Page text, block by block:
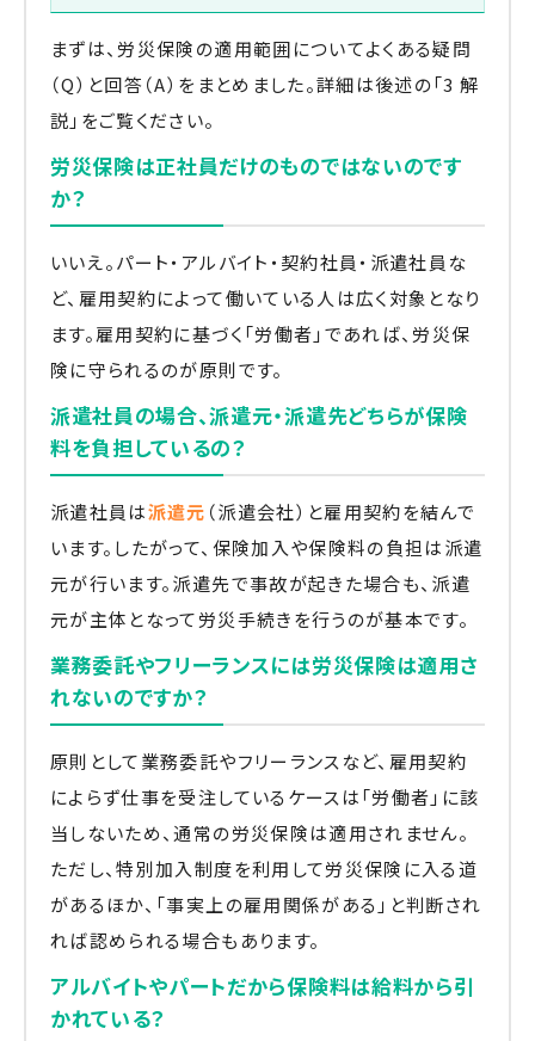
まずは、労災保険の適用範囲についてよくある疑問
（Q）と回答（A）をまとめました。詳細は後述の「3 解
説」をご覧ください。
労災保険は正社員だけのものではないのです
か？
いいえ。パート・アルバイト・契約社員・派遣社員な
ど、雇用契約によって働いている人は広く対象となり
ます。雇用契約に基づく「労働者」であれば、労災保
険に守られるのが原則です。
派遣社員の場合、派遣元・派遣先どちらが保険
料を負担しているの？
派遣社員は派遣元 （派遣会社）と雇用契約を結んで
います。したがって、保険加入や保険料の負担は派遣
元が行います。派遣先で事故が起きた場合も、派遣
元が主体となって労災手続きを行うのが基本です。
業務委託やフリーランスには労災保険は適用さ
れないのですか？
原則として業務委託やフリーランスなど、雇用契約
によらず仕事を受注しているケースは「労働者」に該
当しないため、通常の労災保険は適用されません。
ただし、特別加入制度を利用して労災保険に入る道
があるほか、「事実上の雇用関係がある」と判断され
れば認められる場合もあります。
アルバイトやパートだから保険料は給料から引
かれている？